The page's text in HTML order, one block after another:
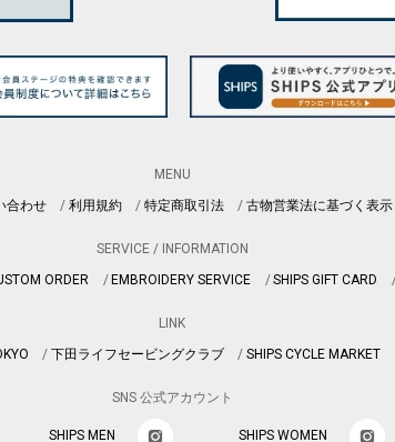
MENU
合わせ 利用規約 特定商取引法 古物営業法に基づく表示
SERVICE / INFORMATION
ORDER EMBROIDERY SERVICE SHIPS GIFT CARD
LINK
下田ライフセービングクラブ SHIPS CYCLE MARKET
SNS 公式アカウント
SHIPS MEN SHIPS WOMEN